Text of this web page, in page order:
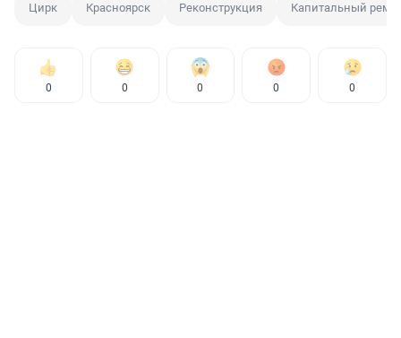
Цирк Красноярск Реконструкция Капитальный
0 0 0 0 0